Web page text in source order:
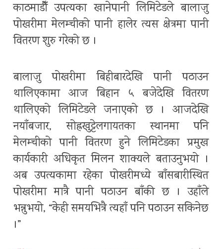
काठमाडौँ उपत्यका खानेपानी लिमिटेडले बालाजु
पोखरीमा मेलम्चीको पानी हालेर त्यस क्षेत्रमा पानी
वितरण शुरु गरेको छ ।
बालाजु पोखरीमा बिहीबारदेखि पानी पठाउन
थालिएकामा आज बिहान ५ बजेदेखि वितरण
थालिएको लिमिटेडले जनाएको छ । आजदेखि
नयाँबजार, सोह्रखुट्टेलगायतका स्थानमा पनि
मेलम्चीको पानी वितरण हुने लिमिटेडका प्रमुख
कार्यकारी अधिकृत मिलन शाक्यले बताउनुभयो ।
अब उपत्यकामा रहेका पोखरीमध्ये बाँसबारीस्थित
पोखरीमा मात्रै पानी पठाउन बाँकी छ । उहाँले
भन्नुभयो, “केही समयभित्रै त्यहाँ पनि पठाउन सकिनेछ
।”